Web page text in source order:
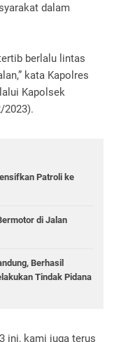
dalam
berlalu lintas
kata Kapolres
Kapolsek
2023).
Patroli ke
di Jalan
Berhasil
Tindak Pidana
ini, kami juga terus